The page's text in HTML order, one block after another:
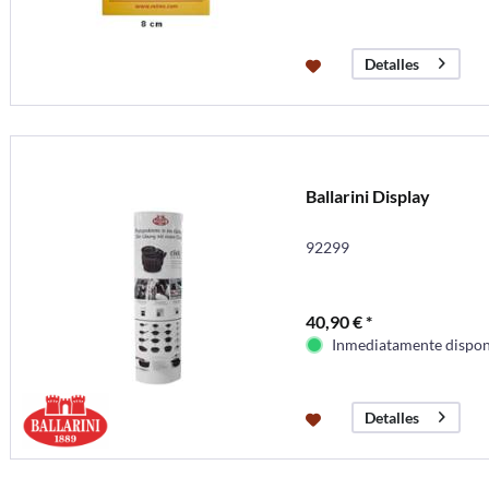
Detalles
Ballarini Display
92299
40,90 € *
Inmediatamente
Detalles